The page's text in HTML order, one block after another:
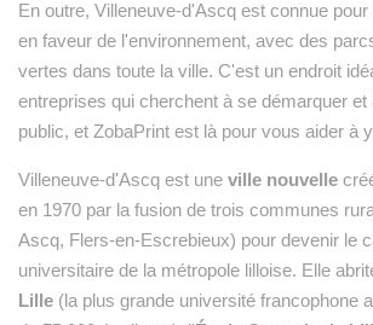
En outre, Villeneuve-d'Ascq est connue
en faveur de l'environnement, avec des
vertes dans toute la ville. C'est un endroit
entreprises qui cherchent à se démarquer et
public, et ZobaPrint est là pour vous aider à
Villeneuve-d'Ascq est une ville nouvelle
en 1970 par la fusion de trois communes
Ascq, Flers-en-Escrebieux) pour devenir le
universitaire de la métropole lilloise. Elle
Lille (la plus grande université francophone